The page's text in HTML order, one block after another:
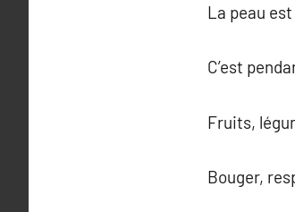
La peau
C’est
Fruits,
Bouger,